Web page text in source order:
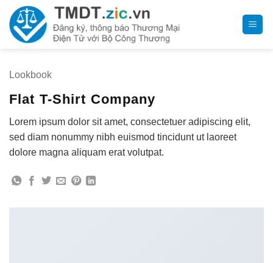
qua
nội
Lookbook
Flat T-Shirt Company
Lorem ipsum dolor sit amet, consectetuer adipiscing elit,
sed diam nonummy nibh euismod tincidunt ut laoreet
dolore magna aliquam erat volutpat.